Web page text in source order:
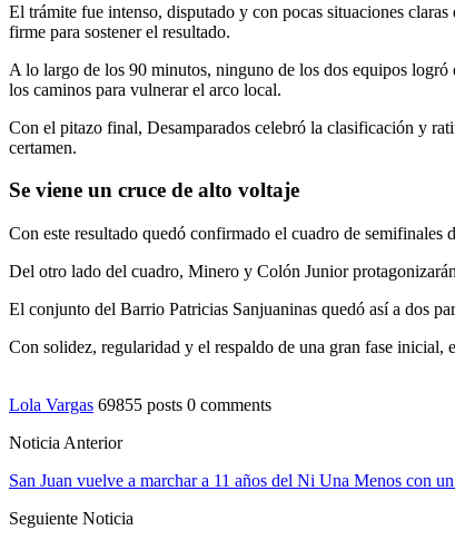
El trámite fue intenso, disputado y con pocas situaciones
firme para sostener el resultado.
A lo largo de los 90 minutos, ninguno de los dos equipos
los caminos para vulnerar el arco local.
Con el pitazo final, Desamparados celebró la clasificación y
certamen.
Se viene un cruce de alto voltaje
Con este resultado quedó confirmado el cuadro de
Del otro lado del cuadro, Minero y Colón Junior
El conjunto del Barrio Patricias Sanjuaninas quedó así a dos
Con solidez, regularidad y el respaldo de una gran fase
Lola Vargas 69855 posts 0 comments
Noticia Anterior
San Juan vuelve a marchar a 11 años del Ni Una Menos con
Seguiente Noticia